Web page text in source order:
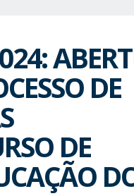
DE
DE